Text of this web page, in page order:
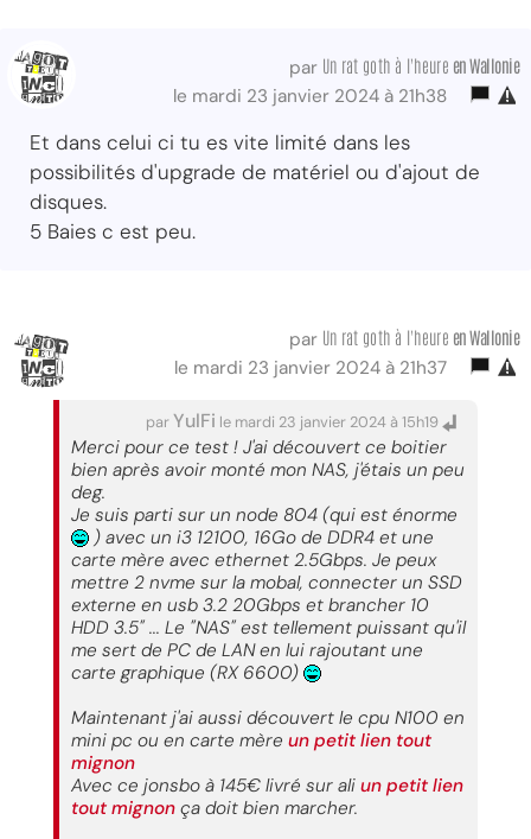
par Un rat goth à l'heure en Wallonie
le mardi 23 janvier 2024 à 21h38
Et dans celui ci tu es vite limité dans les
possibilités d'upgrade de matériel ou d'ajout de
disques.
5 Baies c est peu.
par Un rat goth à l'heure en Wallonie
le mardi 23 janvier 2024 à 21h37
parYulFi le mardi 23 janvier 2024 à 15h19
Merci pour ce test ! J'ai découvert ce boitier
bien après avoir monté mon NAS, j'étais un peu
deg.
Je suis parti sur un node 804 (qui est énorme
) avec un i3 12100, 16Go de DDR4 et une
carte mère avec ethernet 2.5Gbps. Je peux
mettre 2 nvme sur la mobal, connecter un SSD
externe en usb 3.2 20Gbps et brancher 10
HDD 3.5" ... Le "NAS" est tellement puissant qu'il
me sert de PC de LAN en lui rajoutant une
carte graphique (RX 6600)
Maintenant j'ai aussi découvert le cpu N100 en
mini pc ou en carte mère un petit lien tout
mignon
Avec ce jonsbo à 145€ livré sur ali un petit lien
tout mignon ça doit bien marcher.